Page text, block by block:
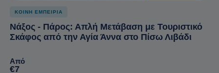
ΚΟΙΝΗ ΕΜΠΕΙΡΙΑ
Νάξος - Πάρος: Απλή Μετάβαση με Τουριστικό
Σκάφος από την Αγία Άννα στο Πίσω Λιβάδι
Από
€7